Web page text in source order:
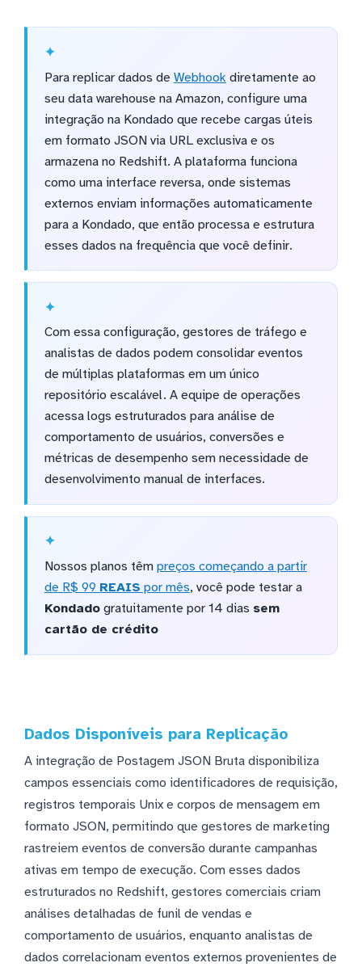
Para replicar dados de Webhook diretamente ao
seu data warehouse na Amazon, configure uma
integração na Kondado que recebe cargas úteis
em formato JSON via URL exclusiva e os
armazena no Redshift. A plataforma funciona
como uma interface reversa, onde sistemas
externos enviam informações automaticamente
para a Kondado, que então processa e estrutura
esses dados na frequência que você definir.
Com essa configuração, gestores de tráfego e
analistas de dados podem consolidar eventos
de múltiplas plataformas em um único
repositório escalável. A equipe de operações
acessa logs estruturados para análise de
comportamento de usuários, conversões e
métricas de desempenho sem necessidade de
desenvolvimento manual de interfaces.
Nossos planos têm preços começando a partir
de R$ 99 REAIS por mês, você pode testar a
Kondadogratuitamente por 14 dias sem
cartão de crédito
Dados Disponíveis para Replicação
A integração de Postagem JSON Bruta disponibiliza
campos essenciais como identificadores de requisição,
registros temporais Unix e corpos de mensagem em
formato JSON, permitindo que gestores de marketing
rastreiem eventos de conversão durante campanhas
ativas em tempo de execução. Com esses dados
estruturados no Redshift, gestores comerciais criam
análises detalhadas de funil de vendas e
comportamento de usuários, enquanto analistas de
dados correlacionam eventos externos provenientes de